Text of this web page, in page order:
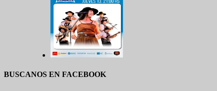
BUSCANOS EN FACEBOOK